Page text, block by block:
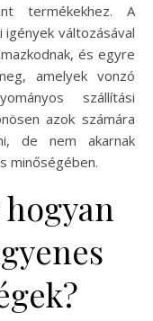
termékekhez. A
változásával
és egyre
amelyek vonzó
szállítási
azok számára
de nem akarnak
minőségében.